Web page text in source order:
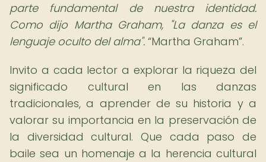
parte fundamental de nuestra identidad.
Como dijo Martha Graham, "La danza es el
lenguaje oculto del alma". Martha Graham .
Invito a cada lector a explorar la riqueza del
significado cultural en las danzas
tradicionales, a aprender de su historia y a
valorar su importancia en la preservación de
la diversidad cultural. Que cada paso de
baile sea un homenaje a la herencia cultural